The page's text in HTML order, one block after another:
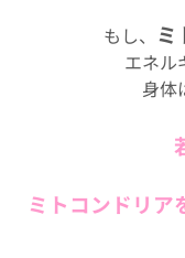
もし、 ミ
エネル
身体
ミトコンドリア